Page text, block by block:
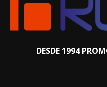
DESDE 1994